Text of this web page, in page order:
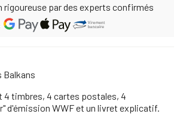
rigoureuse par des experts confirmés
Balkans
4 timbres, 4 cartes postales, 4
d'émission WWF et un livret explicatif.